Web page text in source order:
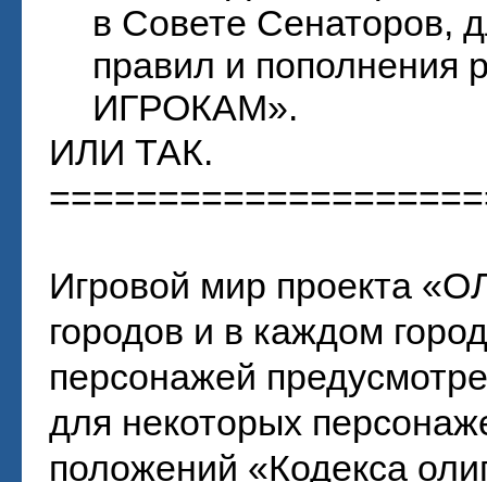
в Совете Сенаторов,
правил и
ИГРОКАМ».
ИЛИ ТАК.
Игровой мир проекта
городов и в каждом
персонажей
для некоторых
положений «Кодекса